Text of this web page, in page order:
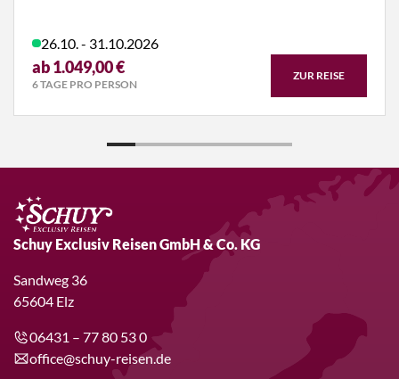
26.10. - 31.10.2026
ab 1.049,00 €
6 TAGE PRO PERSON
ZUR REISE
Schuy Exclusiv Reisen GmbH & Co. KG
Sandweg 36
65604 Elz
06431 – 77 80 53 0
office@schuy-reisen.de